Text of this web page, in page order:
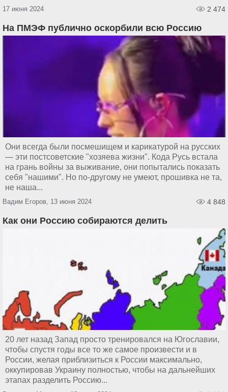
17 июня 2024 2 474
На ПМЭФ публично оскорбили всю Россию
Они всегда были посмешищем и карикатурой на русских
— эти постсоветские "хозяева жизни". Кода Русь встала
на грань войны за выживание, они попытались показать
себя "нашими". Но по-другому не умеют, прошивка не та,
не наша...
Вадим Егоров, 13 июня 2024 4 848
Как они Россию собираются делить
20 лет назад Запад просто тренировался на Югославии,
чтобы спустя годы все то же самое произвести и в
России, желая приблизиться к России максимально,
оккупировав Украину полностью, чтобы на дальнейших
этапах разделить Россию...